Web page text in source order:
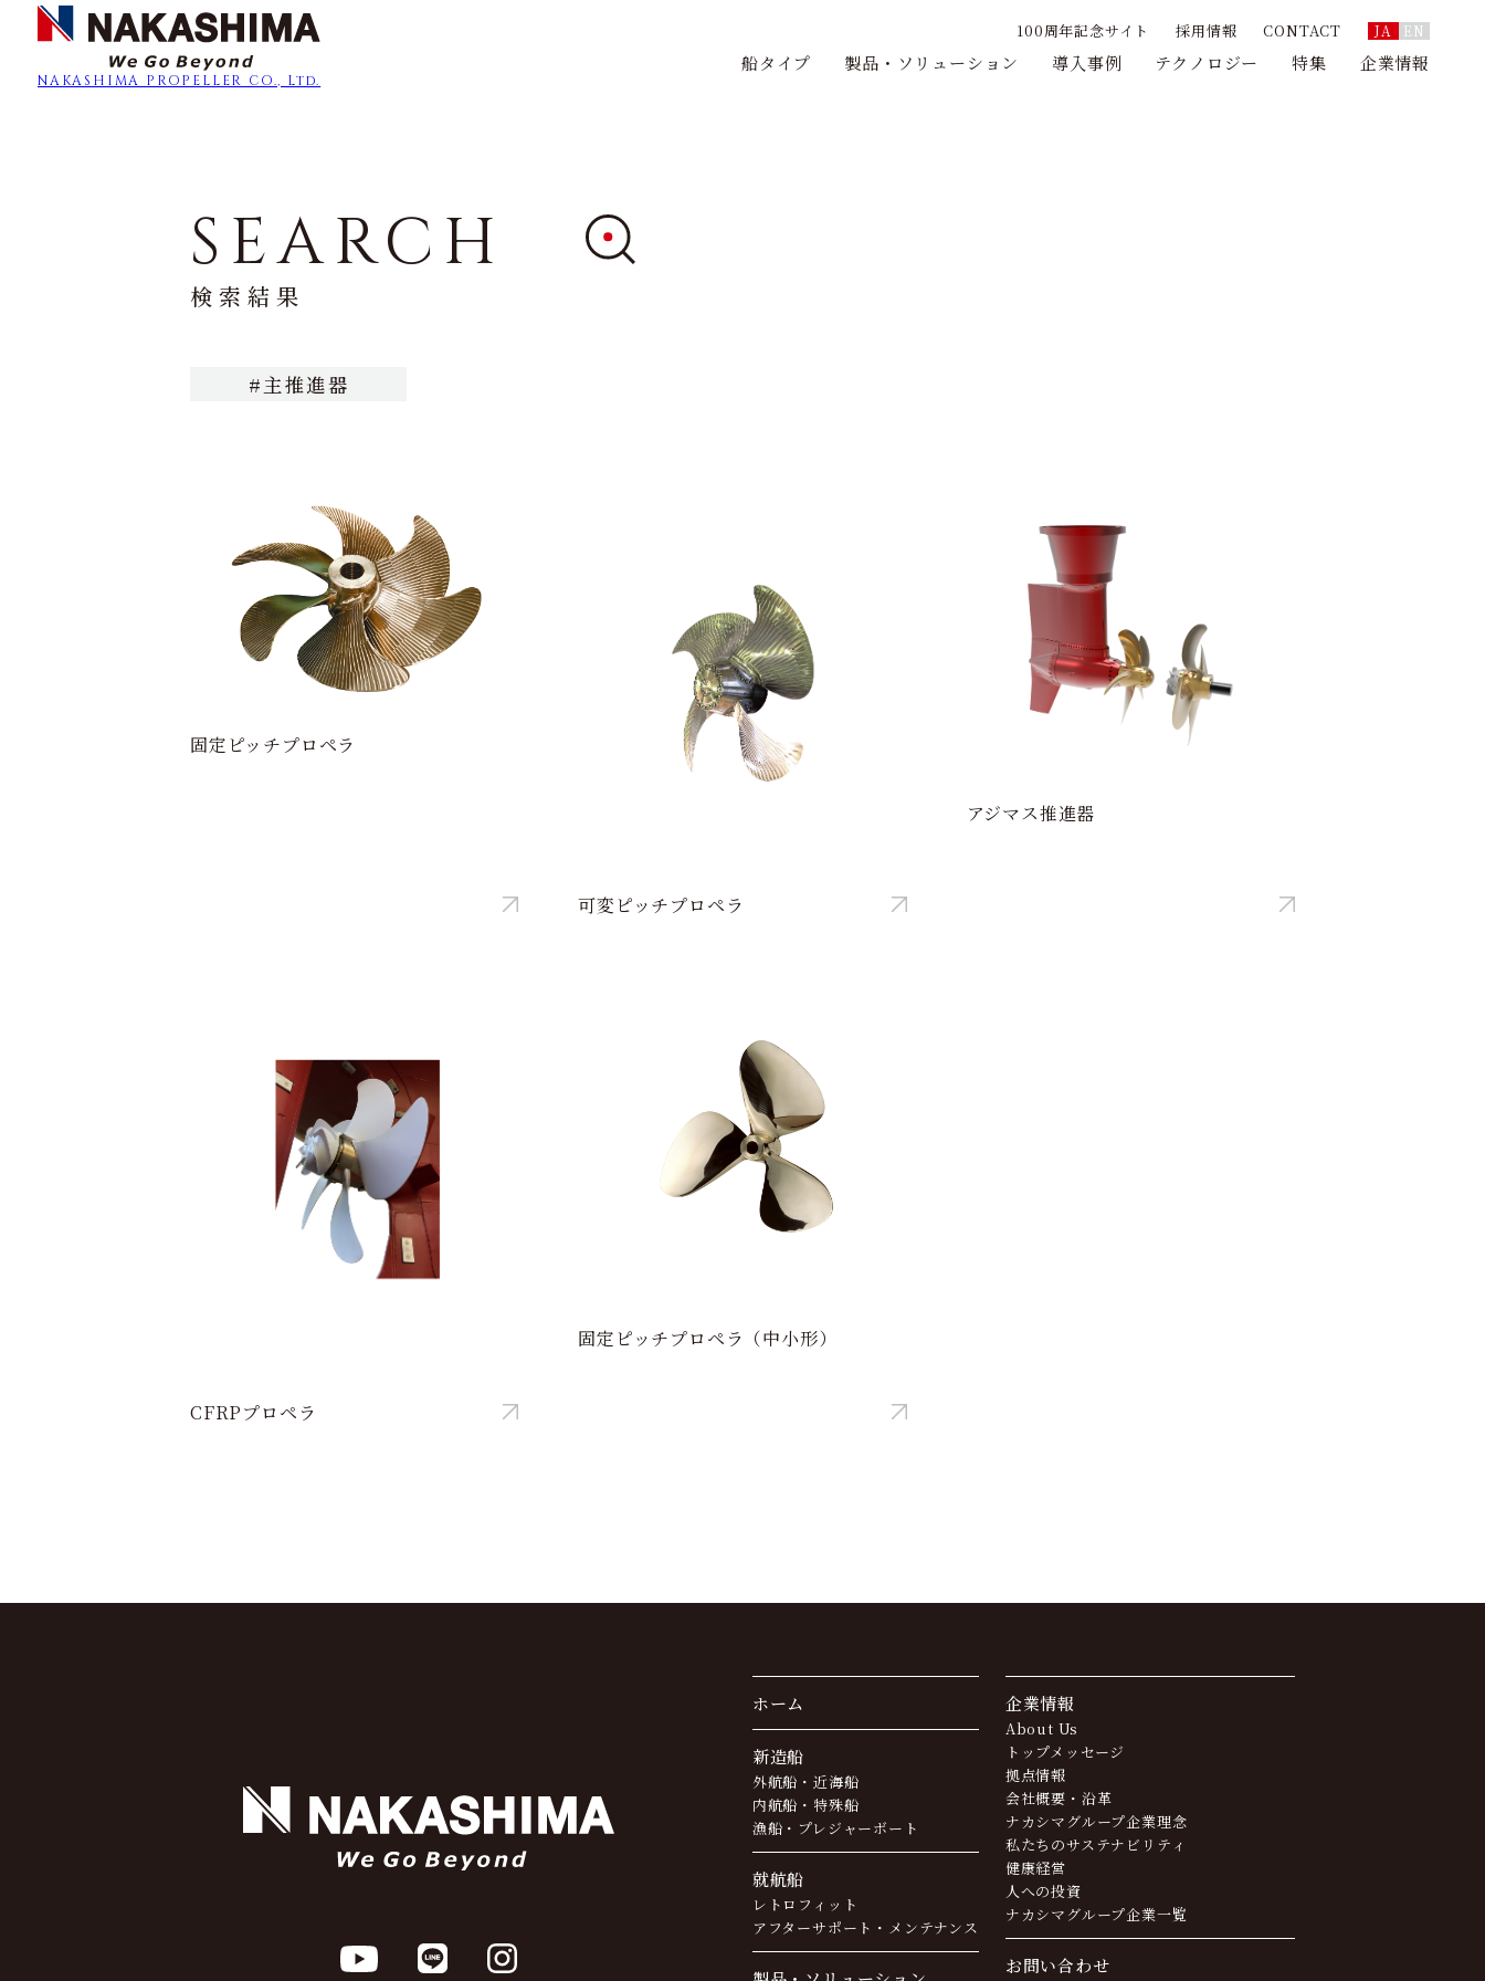
NAKASHIMA PROPELLER CO., Ltd.
100周年記念サイト 採用情報 CONTACT JA EN
船タイプ 製品・ソリューション 導入事例 テクノロジー 特集 企業情報
SEARCH
検索結果
#主推進器
固定ピッチプロペラ
可変ピッチプロペラ
アジマス推進器
CFRPプロペラ
固定ピッチプロペラ（中小形）
ホーム
新造船
外航船・近海船
内航船・特殊船
漁船・プレジャーボート
就航船
レトロフィット
アフターサポート・ メンテナンス
企業情報
About Us
トップメッセージ
拠点情報
会社概要・沿革
ナカシマグループ企業理念
私たちのサステナビリティ
健康経営
人への投資
ナカシマグループ企業一覧
お問い合わせ